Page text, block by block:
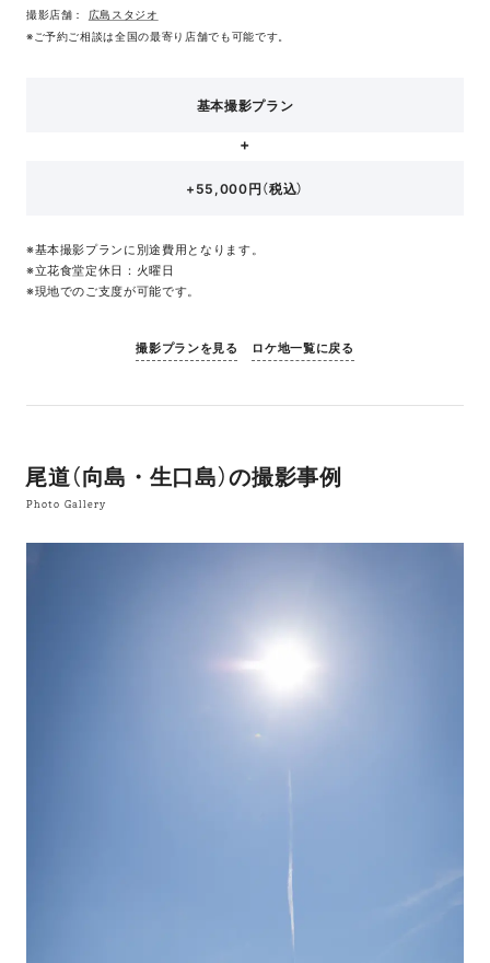
撮影店舗：
広島スタジオ
※ご予約ご相談は全国の最寄り店舗でも可能です。
基本撮影プラン
+55,000円（税込）
※基本撮影プランに別途費用となります。
※立花食堂定休日：火曜日
※現地でのご支度が可能です。
撮影プランを見る ロケ地一覧に戻る
尾道（向島・生口島）の撮影事例
Photo Gallery